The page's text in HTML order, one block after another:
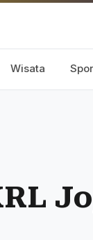
Wisata